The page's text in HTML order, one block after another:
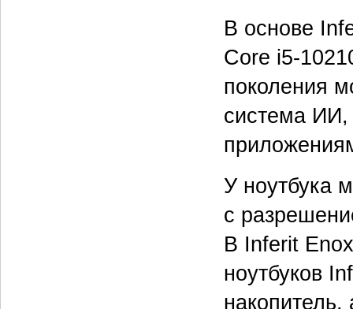
В основе
Core i5-
поколения
система
У ноутбука
с
В Inferit
ноутбуков